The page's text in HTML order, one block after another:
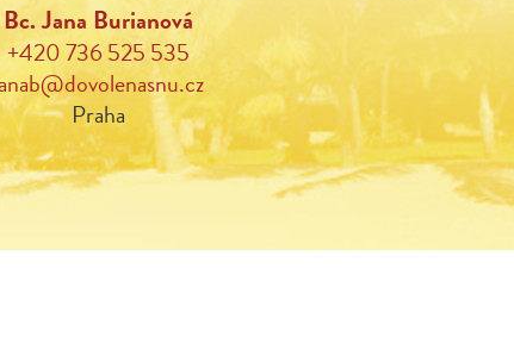
Bc. Jana Burianová
+420 736 525 535
Praha